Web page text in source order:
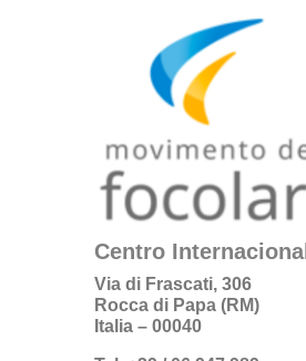
Centro Internacional
Via di Frascati, 306
Rocca di Papa (RM)
Italia – 00040